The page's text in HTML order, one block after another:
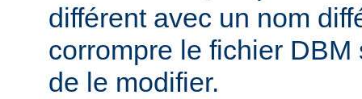
différent avec un nom
corrompre le fichier
de le modifier.